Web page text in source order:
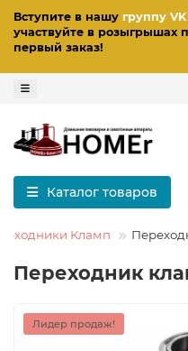
Вступите в нашу группу VK
участвуйте в розыгрышах
первый заказ!
Каталог товаров
Кламп
Переходник
Лидер продаж!